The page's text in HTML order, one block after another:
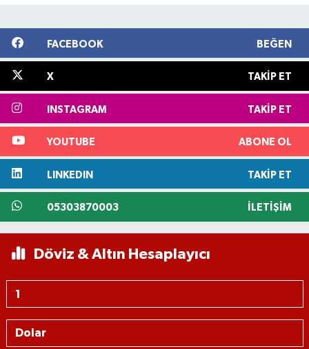
FACEBOOK BEĞEN
X TAKIP ET
INSTAGRAM TAKIP ET
YOUTUBE ABONE OL
LINKEDIN TAKIP ET
05303870003 İLETIŞIM
Döviz & Altın Hesaplayıcı